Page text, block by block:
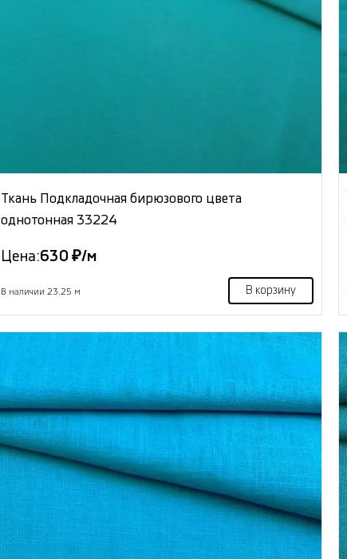
Ткань Подкладочная бирюзового цвета
однотонная 33224
Цена:630 ₽/м
В наличии 23.25 м В корзину